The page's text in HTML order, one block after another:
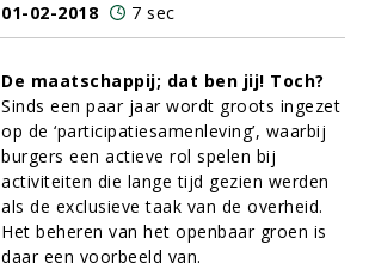
01-02-2018
7 sec
De maatschappij; dat ben jij! Toch?
Sinds een paar jaar wordt groots ingezet
op de ‘participatiesamenleving’, waarbij
burgers een actieve rol spelen bij
activiteiten die lange tijd gezien werden
als de exclusieve taak van de overheid.
Het beheren van het openbaar groen is
daar een voorbeeld van.